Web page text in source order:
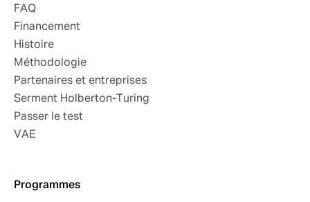
FAQ
Financement
Histoire
Méthodologie
Partenaires et entreprises
Serment Holberton-Turing
Passer le test
VAE
Programmes